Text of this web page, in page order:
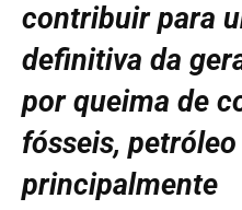
contribuir para
definitiva da
por queima de
fósseis, petróleo
principalmente